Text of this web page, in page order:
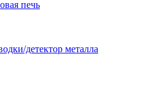
печь
детектор металла